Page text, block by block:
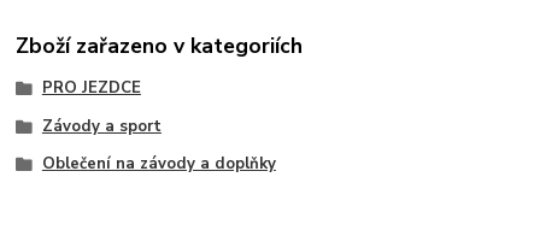
Zboží zařazeno v kategoriích
PRO JEZDCE
Závody a sport
Oblečení na závody a doplňky